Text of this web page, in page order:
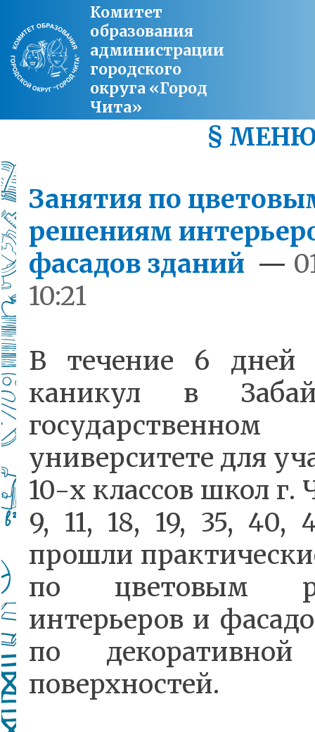
Комитет
образования
администрации
городского
округа «Город
Чита»
§
Занятия по
решениям
фасадов зданий —
10:21
В течение 6 дней
каникул в
государственном
университете для
10-х классов школ г.
9, 11, 18, 19, 35, 40,
прошли
по цветовым
интерьеров и
по декоративной
поверхностей.